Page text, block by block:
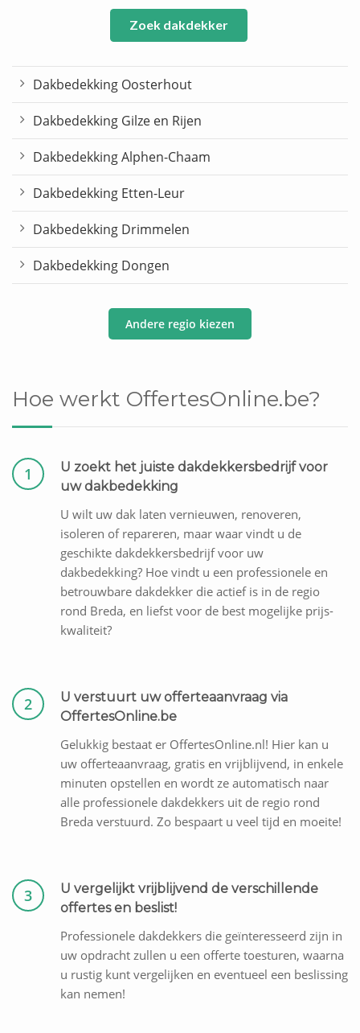
Zoek dakdekker
Dakbedekking Oosterhout
Dakbedekking Gilze en Rijen
Dakbedekking Alphen-Chaam
Dakbedekking Etten-Leur
Dakbedekking Drimmelen
Dakbedekking Dongen
Andere regio kiezen
Hoe werkt OffertesOnline.be?
1
U zoekt het juiste dakdekkersbedrijf voor
uw dakbedekking
U wilt uw dak laten vernieuwen, renoveren,
isoleren of repareren, maar waar vindt u de
geschikte dakdekkersbedrijf voor uw
dakbedekking? Hoe vindt u een professionele en
betrouwbare dakdekker die actief is in de regio
rond Breda, en liefst voor de best mogelijke prijs-
kwaliteit?
2
U verstuurt uw offerteaanvraag via
OffertesOnline.be
Gelukkig bestaat er OffertesOnline.nl! Hier kan u
uw offerteaanvraag, gratis en vrijblijvend, in enkele
minuten opstellen en wordt ze automatisch naar
alle professionele dakdekkers uit de regio rond
Breda verstuurd. Zo bespaart u veel tijd en moeite!
3
U vergelijkt vrijblijvend de verschillende
offertes en beslist!
Professionele dakdekkers die geïnteresseerd zijn in
uw opdracht zullen u een offerte toesturen, waarna
u rustig kunt vergelijken en eventueel een beslissing
kan nemen!